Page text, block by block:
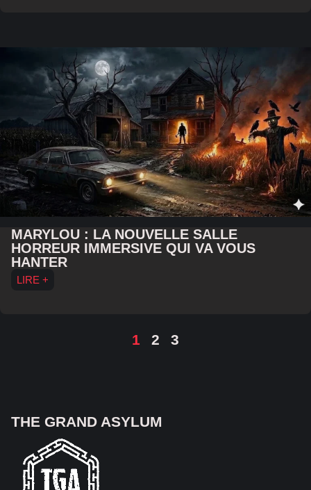
MARYLOU : LA NOUVELLE SALLE
HORREUR IMMERSIVE QUI VA VOUS
HANTER
LIRE +
1 2 3
THE GRAND ASYLUM